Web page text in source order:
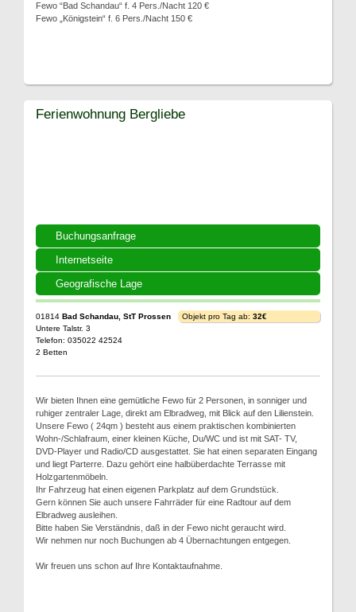
Fewo “Bad Schandau“ f. 4 Pers./Nacht 120 €
Fewo „Königstein“ f. 6 Pers./Nacht 150 €
Buchungsanfrage
Internetseite
Geografische Lage
Ferienwohnung Bergliebe
01814 Bad Schandau, StT Prossen
Untere Talstr. 3
Telefon: 035022 42524
2 Betten
Objekt pro Tag ab: 32€
Wir bieten Ihnen eine gemütliche Fewo für 2 Personen, in sonniger und
ruhiger zentraler Lage, direkt am Elbradweg, mit Blick auf den Lilienstein.
Unsere Fewo ( 24qm ) besteht aus einem praktischen kombinierten
Wohn-/Schlafraum, einer kleinen Küche, Du/WC und ist mit SAT- TV,
DVD-Player und Radio/CD ausgestattet. Sie hat einen separaten Eingang
und liegt Parterre. Dazu gehört eine halbüberdachte Terrasse mit
Holzgartenmöbeln.
Ihr Fahrzeug hat einen eigenen Parkplatz auf dem Grundstück.
Gern können Sie auch unsere Fahrräder für eine Radtour auf dem
Elbradweg ausleihen.
Bitte haben Sie Verständnis, daß in der Fewo nicht geraucht wird.
Wir nehmen nur noch Buchungen ab 4 Übernachtungen entgegen.
Wir freuen uns schon auf Ihre Kontaktaufnahme.